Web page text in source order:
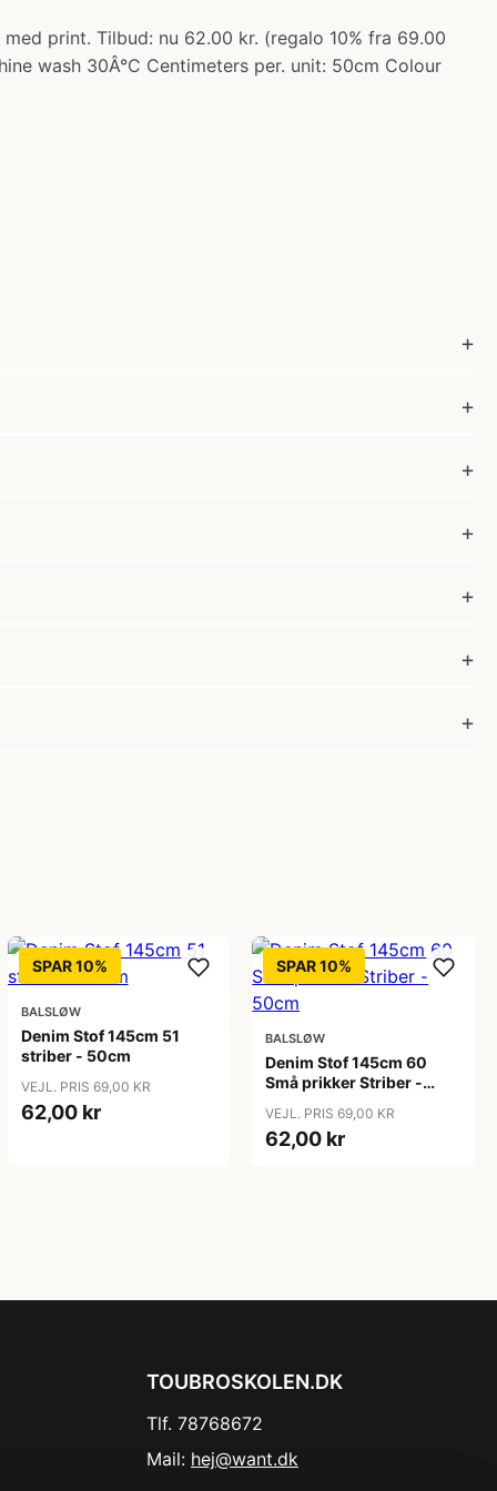
print. Tilbud: nu 62.00 kr. (regalo 10% fra 69.00
wash 30Â°C Centimeters per. unit: 50cm Colour
SPAR 10%
BALSLØW
Denim Stof 145cm 51
striber - 50cm
VEJL. PRIS 69,00 KR
62,00 kr
SPAR 10%
BALSLØW
Denim Stof 145cm 60
Små prikker Striber -
VEJL. PRIS 69,00 KR
62,00 kr
TOUBROSKOLEN.DK
Tlf. 78768672
Mail: hej@want.dk